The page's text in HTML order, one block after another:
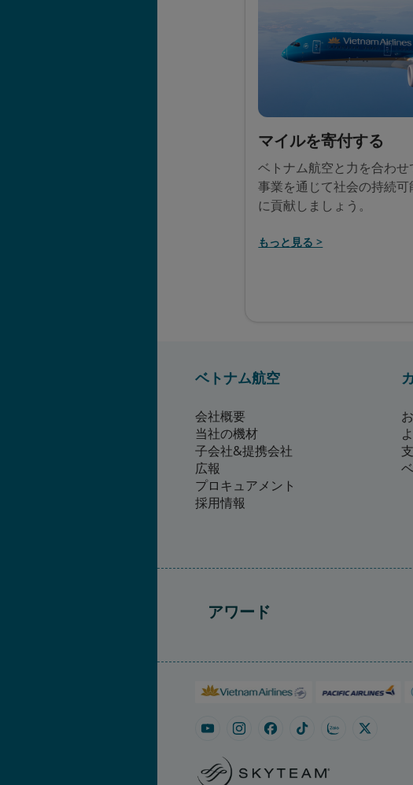
マイルを寄付する
ベトナム航空と力を合わせ
事業を通じて社会の持続可
に貢献しましょう。
もっと見る >
ベトナム航空
会社概要
当社の機材
子会社&提携会社
広報
プロキュアメント
採用情報
アワード